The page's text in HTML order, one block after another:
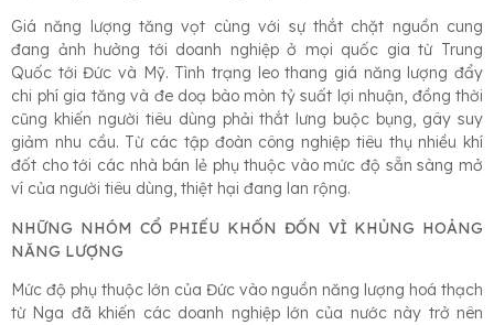
Giá năng lượng tăng vọt cùng với sự thắt chặt nguồn cung
đang ảnh hưởng tới doanh nghiệp ở mọi quốc gia từ Trung
Quốc tới Đức và Mỹ. Tình trạng leo thang giá năng lượng đẩy
chi phí gia tăng và đe doạ bào mòn tỷ suất lợi nhuận, đồng thời
cũng khiến người tiêu dùng phải thắt lưng buộc bụng, gây suy
giảm nhu cầu. Từ các tập đoàn công nghiệp tiêu thụ nhiều khí
đốt cho tới các nhà bán lẻ phụ thuộc vào mức độ sẵn sàng mở
ví của người tiêu dùng, thiệt hại đang lan rộng.
NHỮNG NHÓM CỔ PHIẾU KHỐN ĐỐN VÌ KHỦNG HOẢNG
NĂNG LƯỢNG
Mức độ phụ thuộc lớn của Đức vào nguồn năng lượng hoá thạch
từ Nga đã khiến các doanh nghiệp lớn của nước này trở nên